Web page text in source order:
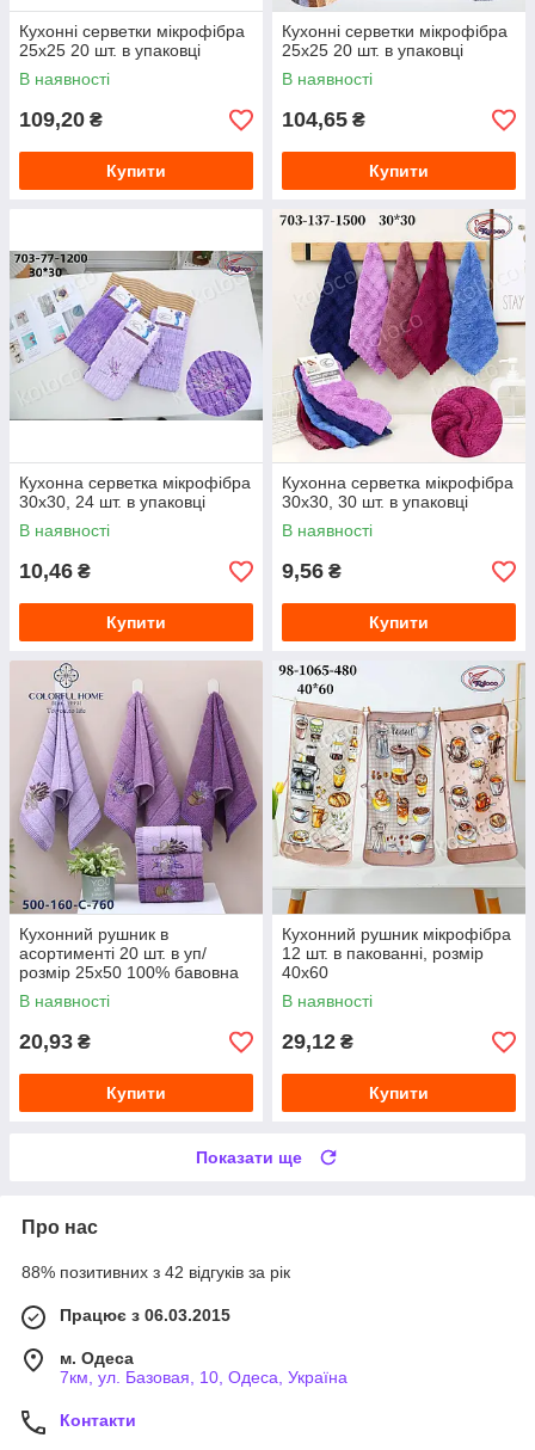
Кухонні серветки мікрофібра
25х25 20 шт. в упаковці
В наявності
109,20 ₴
Купити
Кухонні серветки мікрофібра
25х25 20 шт. в упаковці
В наявності
104,65 ₴
Купити
Кухонна серветка мікрофібра
30х30, 24 шт. в упаковці
В наявності
10,46 ₴
Купити
Кухонна серветка мікрофібра
30х30, 30 шт. в упаковці
В наявності
9,56 ₴
Купити
Кухонний рушник в
асортименті 20 шт. в уп/
розмір 25х50 100% бавовна
В наявності
20,93 ₴
Купити
Кухонний рушник мікрофібра
12 шт. в пакованні, розмір
40х60
В наявності
29,12 ₴
Купити
Показати ще
Про нас
88% позитивних з 42 відгуків за рік
Працює з 06.03.2015
м. Одеса
7км, ул. Базовая, 10, Одеса, Україна
Контакти